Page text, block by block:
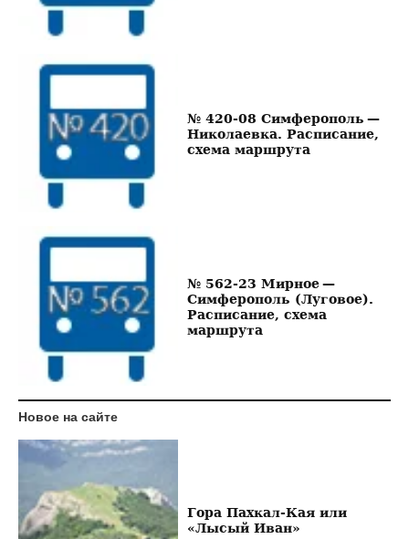
№ 420-08 Симферополь —
Николаевка. Расписание,
схема маршрута
№ 562-23 Мирное —
Симферополь (Луговое).
Расписание, схема
маршрута
Новое на сайте
Гора Пахкал-Кая или
«Лысый Иван»